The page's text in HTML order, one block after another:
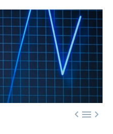
